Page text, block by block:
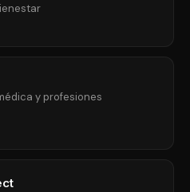
y profesiones